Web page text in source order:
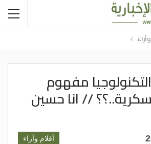
مفهوم
// انا حسين
أقلام وأراء